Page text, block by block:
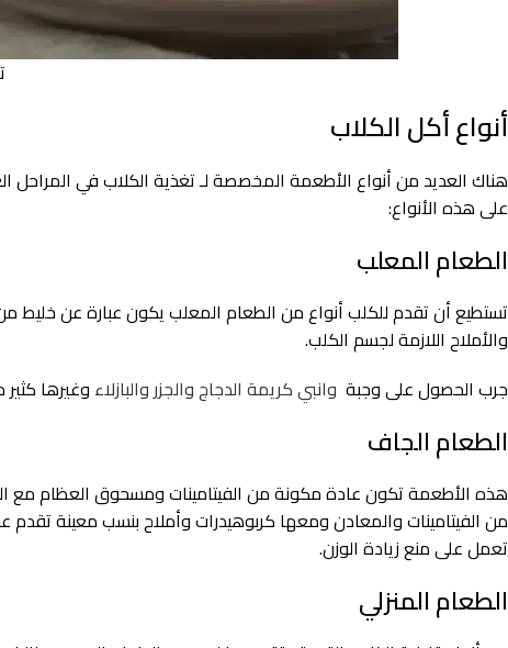
أنواع أكل الكلاب
هناك العديد من أنواع الأطعمة المخصصة لـ تغذية الكلاب في المراحل
على هذه الأنواع:
الطعام المعلب
تستطيع أن تقدم للكلب أنواع من الطعام المعلب يكون عبارة عن خليط
والأملاح اللازمة لجسم الكلب.
جرب الحصول على وجبة وانبي كريمة الدجاج والجزر والبازلاء وغيرها
الطعام الجاف
هذه الأطعمة تكون عادة مكونة من الفيتامينات ومسحوق العظام مع
من الفيتامينات والمعادن ومعها كربوهيدرات وأملاح بنسب معينة
تعمل على منع زيادة الوزن.
الطعام المنزلي